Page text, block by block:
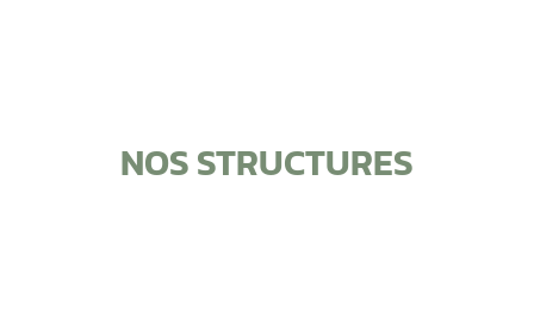
NOS STRUCTURES